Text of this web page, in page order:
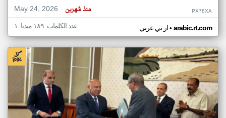
May 24, 2026
منذ شهرين PX78XA
ار تي عربي• arabic.rt.com عدد الكلمات: ١٨٩ ميديا: ١